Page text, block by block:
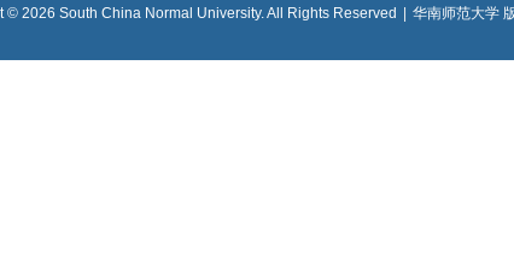
© 2026 South China Normal University. All Rights Reserved
华南师范大学